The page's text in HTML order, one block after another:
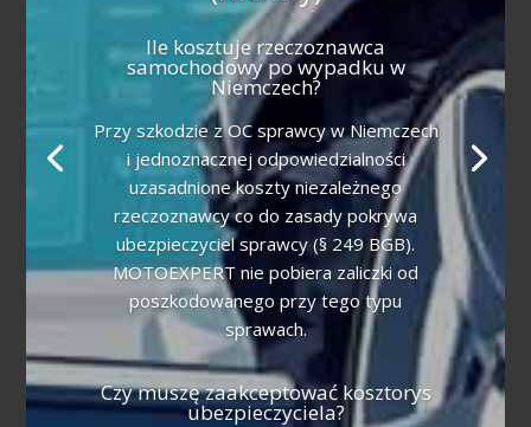
Ile kosztuje rzeczoznawca
samochodowy po wypadku w
Niemczech?
Przy szkodzie z OC sprawcy w Niemczech
i jednoznacznej odpowiedzialności
uzasadnione koszty niezależnego
rzeczoznawcy co do zasady pokrywa
ubezpieczyciel sprawcy (§ 249 BGB).
MOTOEXPERT nie pobiera zaliczki od
poszkodowanego przy tego typu
sprawach.
Czy muszę zaakceptować kosztorys
ubezpieczyciela?